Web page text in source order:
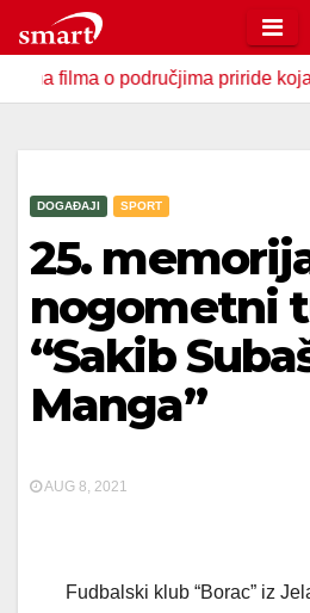
to
contento područjima priride koja
DOGAĐAJI SPORT
25.
nogometni
“Sakib
Manga”
AUG 8, 2021
Fudbalski klub “Borac” iz